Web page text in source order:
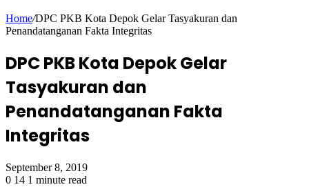
Home/DPC PKB Kota Depok Gelar Tasyakuran dan
Penandatanganan Fakta Integritas
DPC PKB Kota Depok Gelar
Tasyakuran dan
Penandatanganan Fakta
Integritas
September 8, 2019
0 14 1 minute read